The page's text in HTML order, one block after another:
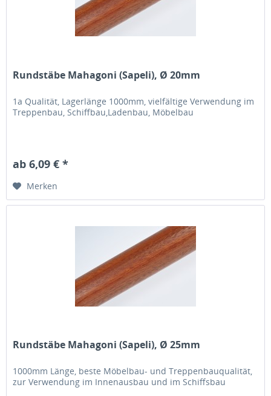
Rundstäbe Mahagoni (Sapeli), Ø 20mm
1a Qualität, Lagerlänge 1000mm, vielfältige Verwendung im
Treppenbau, Schiffbau,Ladenbau, Möbelbau
ab 6,09 € *
Merken
Rundstäbe Mahagoni (Sapeli), Ø 25mm
1000mm Länge, beste Möbelbau- und Treppenbauqualität,
zur Verwendung im Innenausbau und im Schiffsbau